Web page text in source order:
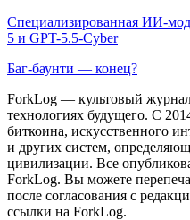
Специализированная ИИ-
5 и GPT-5.5-Cyber
Баг-баунти — конец?
ForkLog — культовый
технологиях будущего. С
биткоина, искусственного
и других систем,
цивилизации. Все
ForkLog. Вы можете
после согласования с
ссылки на ForkLog.